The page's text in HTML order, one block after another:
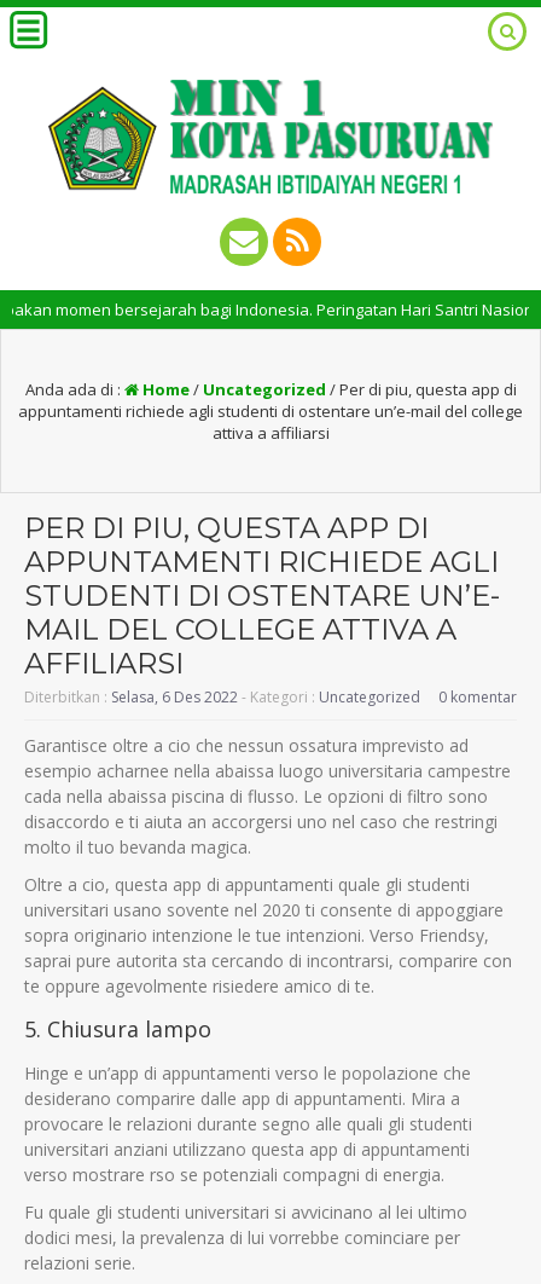
bersejarah bagi Indonesia. Peringatan Hari Santri Nasional
Anda ada di : Home/ Uncategorized /Per di piu, questa app di
appuntamenti richiede agli studenti di ostentare un’e-mail del college
attiva a affiliarsi
PER DI PIU, QUESTA APP DI
APPUNTAMENTI RICHIEDE AGLI
STUDENTI DI OSTENTARE UN’E-
MAIL DEL COLLEGE ATTIVA A
AFFILIARSI
Diterbitkan : Selasa, 6 Des 2022- Kategori : Uncategorized 0 komentar
Garantisce oltre a cio che nessun ossatura imprevisto ad
esempio acharnee nella abaissa luogo universitaria campestre
cada nella abaissa piscina di flusso. Le opzioni di filtro sono
disaccordo e ti aiuta an accorgersi uno nel caso che restringi
molto il tuo bevanda magica.
Oltre a cio, questa app di appuntamenti quale gli studenti
universitari usano sovente nel 2020 ti consente di appoggiare
sopra originario intenzione le tue intenzioni. Verso Friendsy,
saprai pure autorita sta cercando di incontrarsi, comparire con
te oppure agevolmente risiedere amico di te.
5. Chiusura lampo
Hinge e un’app di appuntamenti verso le popolazione che
desiderano comparire dalle app di appuntamenti. Mira a
provocare le relazioni durante segno alle quali gli studenti
universitari anziani utilizzano questa app di appuntamenti
verso mostrare rso se potenziali compagni di energia.
Fu quale gli studenti universitari si avvicinano al lei ultimo
dodici mesi, la prevalenza di lui vorrebbe cominciare per
relazioni serie.